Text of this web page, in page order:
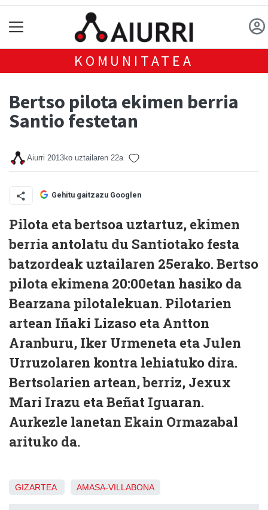
KOMUNITATEA
Bertso pilota ekimen berria
Santio festetan
Aiurri 2013ko uztailaren 22a
Gehitu gaitzazu Googlen
Pilota eta bertsoa uztartuz, ekimen
berria antolatu du Santiotako festa
batzordeak uztailaren 25erako. Bertso
pilota ekimena 20:00etan hasiko da
Bearzana pilotalekuan. Pilotarien
artean Iñaki Lizaso eta Antton
Aranburu, Iker Urmeneta eta Julen
Urruzolaren kontra lehiatuko dira.
Bertsolarien artean, berriz, Jexux
Mari Irazu eta Beñat Iguaran.
Aurkezle lanetan Ekain Ormazabal
arituko da.
GIZARTEA AMASA-VILLABONA